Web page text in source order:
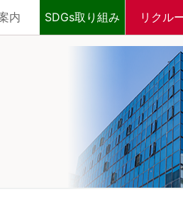
内 SDGs取り組み リクル